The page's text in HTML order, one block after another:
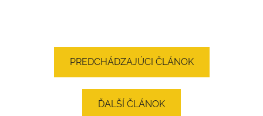
PREDCHÁDZAJÚCI ČLÁNOK
ĎALŠÍ ČLÁNOK